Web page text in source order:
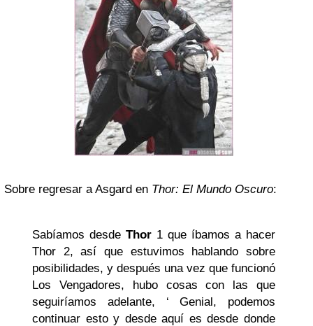
Sobre regresar a Asgard en Thor: El Mundo Oscuro:
Sabíamos desde Thor 1 que íbamos a hacer
Thor 2, así que estuvimos hablando sobre
posibilidades, y después una vez que funcionó
Los Vengadores, hubo cosas con las que
seguiríamos adelante, ‘ Genial, podemos
continuar esto y desde aquí es desde donde